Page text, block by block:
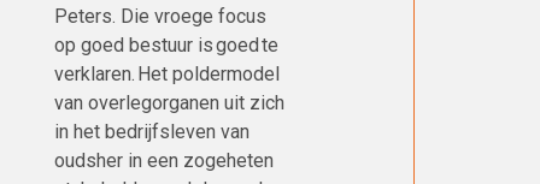
Peters. Die vroege focus
op goed bestuur is goed te
verklaren. Het poldermodel
van overlegorganen uit zich
in het bedrijfsleven van
oudsher in een zogeheten